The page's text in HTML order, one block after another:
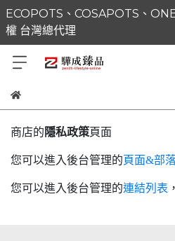
ECOPOTS、COSAPOTS、
權 台灣總代理
商店的 隱私政策頁面
您可以進入後台管理的頁面&部
您可以進入後台管理的連結列表